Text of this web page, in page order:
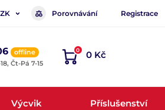
Porovnávání Registrace
offline
Čt-Pá 7-15
0 0 Kč
Výcvik Příslušenství